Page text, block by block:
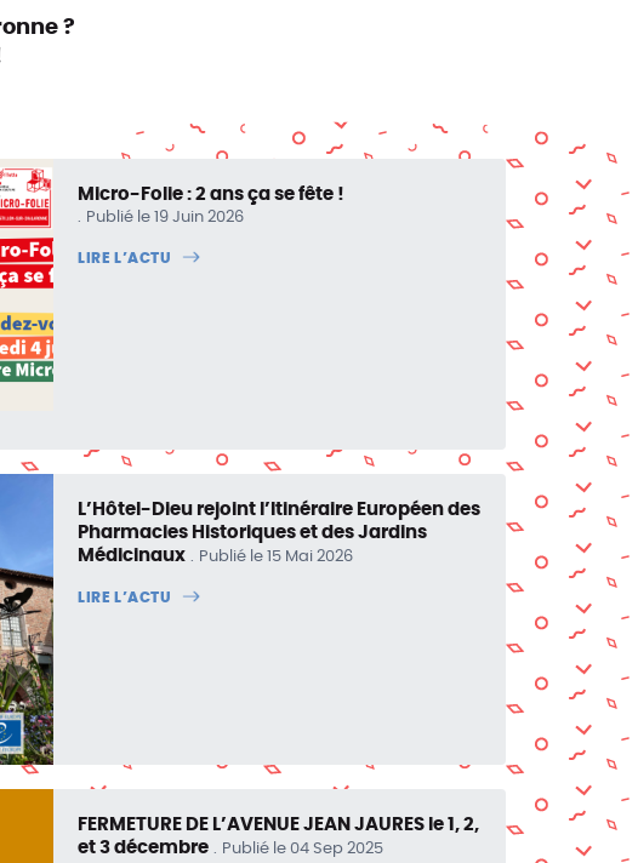
?
Micro-Folie : 2 ans ça se fête !
Publié le 19 Juin 2026
LIRE L’ACTU
L’Hôtel-Dieu rejoint l’Itinéraire Européen des
Pharmacies Historiques et des Jardins
Médicinaux
Publié le 15 Mai 2026
LIRE L’ACTU
FERMETURE DE L’AVENUE JEAN JAURES le 1, 2,
et 3 décembre
Publié le 04 Sep 2025